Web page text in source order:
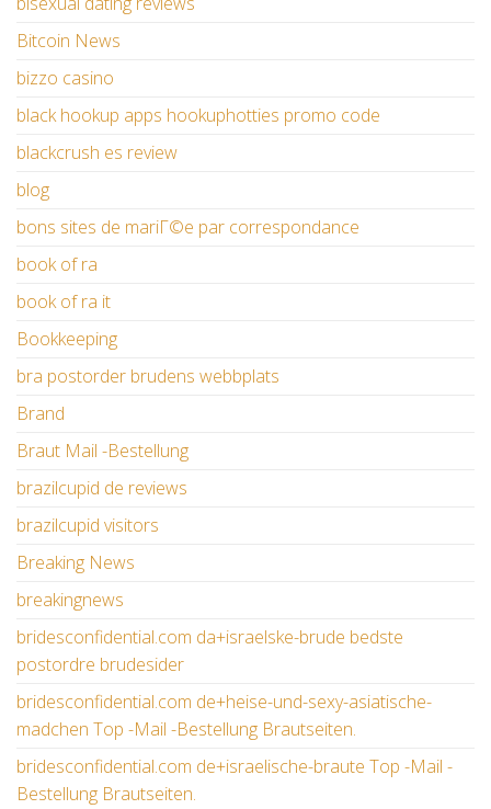
Bitcoin News
bizzo casino
black hookup apps hookuphotties promo code
blackcrush es review
blog
bons sites de mariГ©e par correspondance
book of ra
book of ra it
Bookkeeping
bra postorder brudens webbplats
Brand
Braut Mail -Bestellung
brazilcupid de reviews
brazilcupid visitors
Breaking News
breakingnews
bridesconfidential.com da+israelske-brude bedste
postordre brudesider
bridesconfidential.com de+heise-und-sexy-asiatische-
madchen Top -Mail -Bestellung Brautseiten.
bridesconfidential.com de+israelische-braute Top -Mail -
Bestellung Brautseiten.